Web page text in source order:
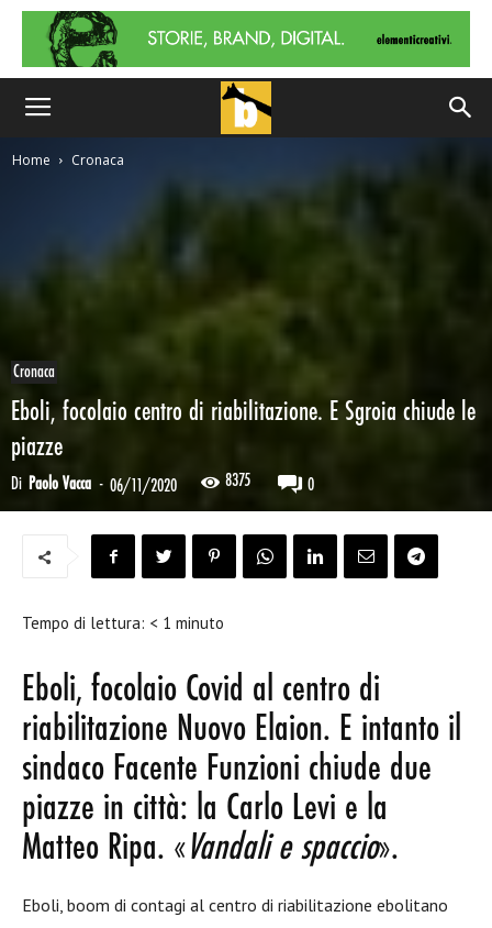
Home Cronaca
Cronaca
Eboli, focolaio centro di riabilitazione. E Sgroia chiude le
piazze
Di Paolo Vacca - 06/11/2020 8375 0
Tempo di lettura: < 1 minuto
Eboli, focolaio Covid al centro di
riabilitazione Nuovo Elaion. E intanto il
sindaco Facente Funzioni chiude due
piazze in città: la Carlo Levi e la
Matteo Ripa. «Vandali e spaccio».
Eboli, boom di contagi al centro di riabilitazione ebolitano